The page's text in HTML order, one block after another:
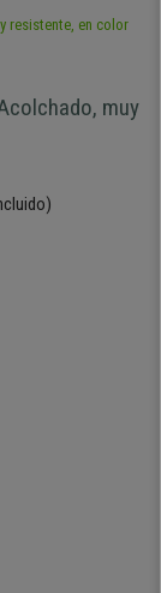
muy